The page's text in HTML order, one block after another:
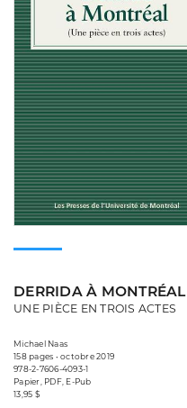
DERRIDA À MONTRÉAL
UNE PIÈCE EN TROIS ACTES
Michael Naas
158 pages • octobre 2019
978-2-7606-4093-1
Papier, PDF, E-Pub
13,95 $